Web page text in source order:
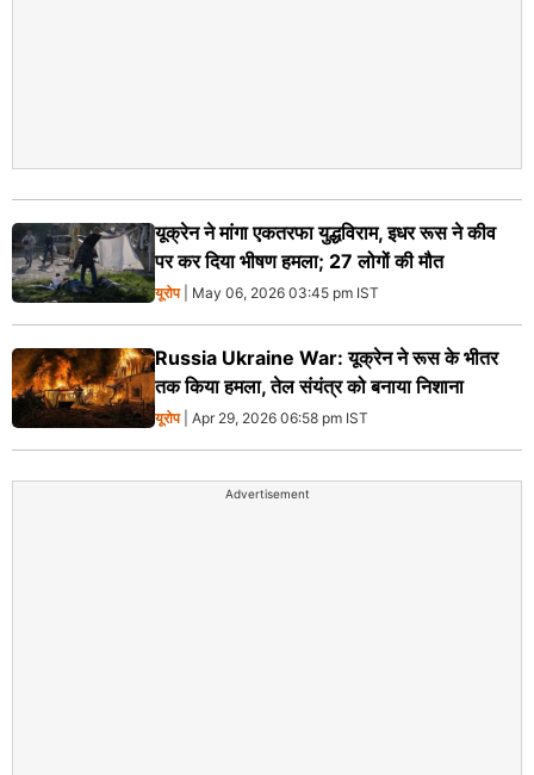
यूक्रेन ने मांगा एकतरफा युद्धविराम, इधर रूस ने कीव
पर कर दिया भीषण हमला; 27 लोगों की मौत
यूरोप| May 06, 2026 03:45 pm IST
Russia Ukraine War: यूक्रेन ने रूस के भीतर
तक किया हमला, तेल संयंत्र को बनाया निशाना
यूरोप| Apr 29, 2026 06:58 pm IST
Advertisement